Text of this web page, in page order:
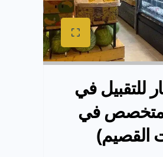
للتقبيل في
(متخصص في
القصيم)